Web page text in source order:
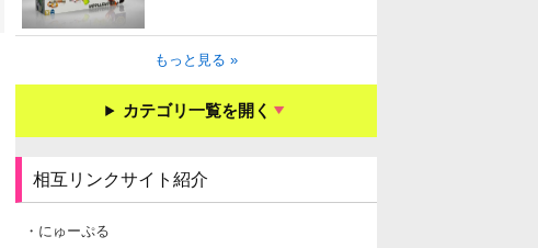
もっと見る »
カテゴリ一覧を開く
相互リンクサイト紹介
・にゅーぷる